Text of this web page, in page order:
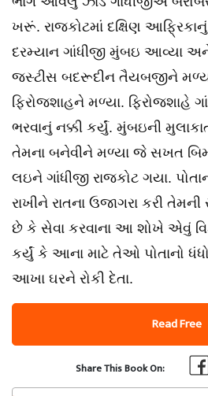
ખરૂં. રાજકોટમાં દક્ષિણ
દરમ્યાન ગાંધીજી મુંબઇ આવ્યા અને
જસ્ટીસ બદરૂદીન તૈયબજીને
ફિરોજશાહને મળ્યા. ફિરોજશાહે
ભરવાનું નક્કી કર્યું. મુંબઇની
તેમના બનેવીને મળ્યા જે સખત
લઇને ગાંધીજી રાજકોટ ગયા.
રાખીને રાતના ઉજાગરા કરી
છે કે સેવા કરવાના આ શોખે એવું
કર્યું કે આના માટે તેઓ પોતાનો
આખા ઘરને રોકી દેતા.
Read Free
Share This Book On: